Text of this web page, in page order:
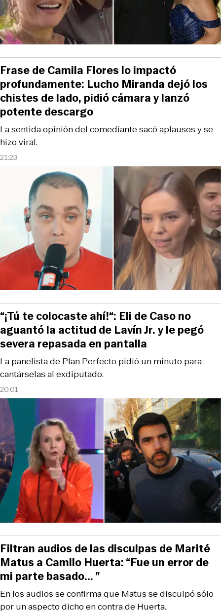
21:23
La sentida opinión del comediante sacó aplausos y se
hizo viral.
Frase de Camila Flores lo impactó
profundamente: Lucho Miranda dejó los
chistes de lado, pidió cámara y lanzó
potente descargo
20:01
La panelista de Plan Perfecto pidió un minuto para
cantárselas al exdiputado.
“¡Tú te colocaste ahí!“: Eli de Caso no
aguantó la actitud de Lavín Jr. y le pegó
severa repasada en pantalla
En los audios se confirma que Matus se disculpó sólo
por un aspecto dicho en contra de Huerta.
Filtran audios de las disculpas de Marité
Matus a Camilo Huerta: “Fue un error de
mi parte basado... ”